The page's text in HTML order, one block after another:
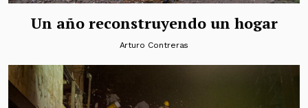
Un año reconstruyendo un hogar
Arturo Contreras